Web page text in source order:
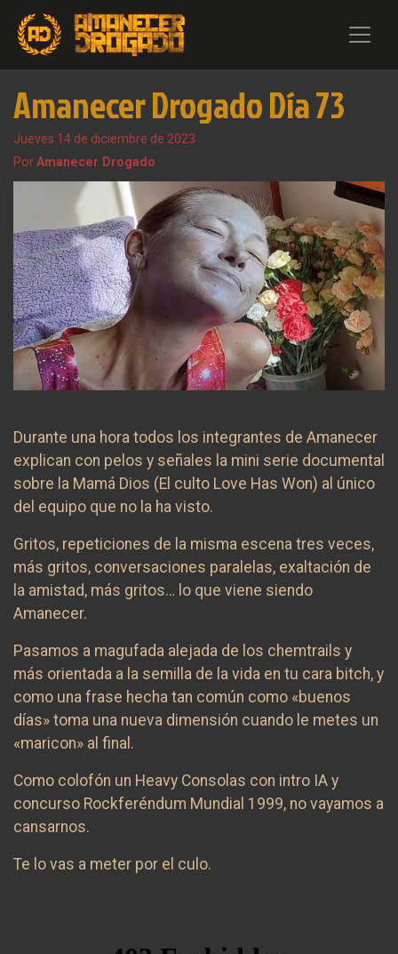
Amanecer Drogado Día 73
Jueves 14 de diciembre de 2023
PorAmanecer Drogado
Durante una hora todos los integrantes de Amanecer
explican con pelos y señales la mini serie documental
sobre la Mamá Dios (El culto Love Has Won) al único
del equipo que no la ha visto.
Gritos, repeticiones de la misma escena tres veces,
más gritos, conversaciones paralelas, exaltación de
la amistad, más gritos… lo que viene siendo
Amanecer.
Pasamos a magufada alejada de los chemtrails y
más orientada a la semilla de la vida en tu cara bitch, y
como una frase hecha tan común como «buenos
días» toma una nueva dimensión cuando le metes un
«maricon» al final.
Como colofón un Heavy Consolas con intro IA y
concurso Rockferéndum Mundial 1999, no vayamos a
cansarnos.
Te lo vas a meter por el culo.